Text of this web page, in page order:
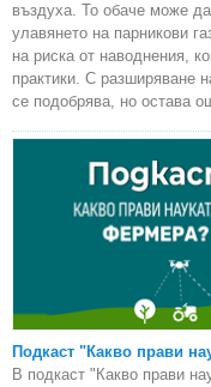
въздуха. То обаче може
улавянето на парникови
на риска от наводнения,
практики. С разширяване
се подобрява, но остава
Подкаст "Какво прави
В подкаст "Какво прави